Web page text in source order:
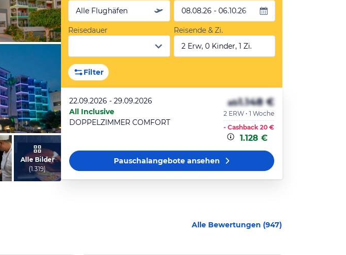
Alle Bilder
(1.319)
Alle Flughäfen
08.08.26 - 06.10.26
Reisedauer
Reisende & Zi.
2 Erw, 0 Kinder, 1 Zi.
Filter
22.09.2026 - 29.09.2026
All Inclusive
DOPPELZIMMER COMFORT
ab1.148 €
2 ERW • 1 Woche
- Cashback 20 €
1.128 €
Pauschalangeboteansehen
Alle Bewertungen (947)